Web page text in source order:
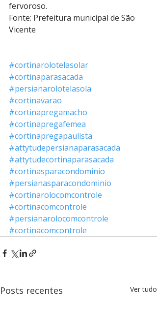
fervoroso.
Fonte: Prefeitura municipal de São
Vicente
#cortinarolotelasolar
#cortinaparasacada
#persianarolotelasola
#cortinavarao
#cortinapregamacho
#cortinapregafemea
#cortinapregapaulista
#attytudepersianaparasacada
#attytudecortinaparasacada
#cortinasparacondominio
#persianasparacondominio
#cortinarolocomcontrole
#cortinacomcontrole
#persianarolocomcontrole
#cortinacomcontrole
Posts recentes Ver tudo